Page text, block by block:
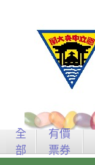
全
部
有價
票券